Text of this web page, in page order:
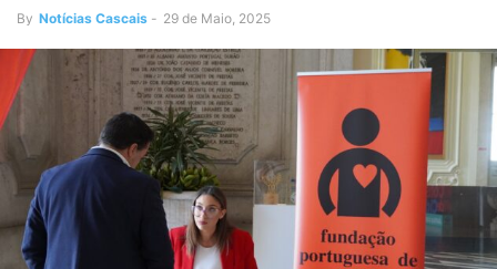
By Notícias Cascais - 29 de Maio, 2025